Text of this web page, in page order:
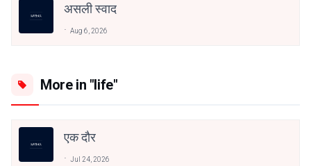
असली स्वाद
Aug 6, 2026
More in "life"
एक दौर
Jul 24, 2026